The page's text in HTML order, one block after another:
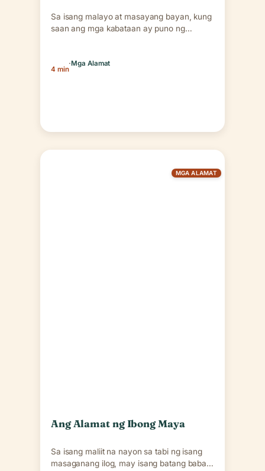
Sa isang malayo at masayang bayan, kung
saan ang mga kabataan ay puno ng
4 min
·Mga Alamat
MGA ALAMAT
Ang Alamat ng Ibong Maya
Sa isang maliit na nayon sa tabi ng isang
masaganang ilog, may isang batang babae